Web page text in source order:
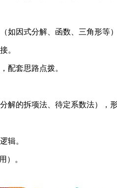
如因式分解、函数、三角形等
。
配套思路点拨。
解的拆项法、待定系数法），形
辑。
）。